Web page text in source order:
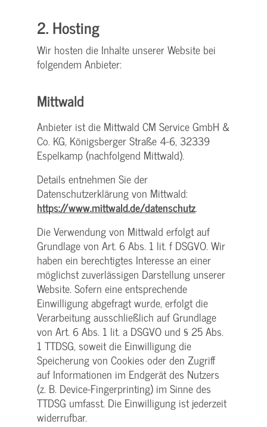
2. Hosting
Wir hosten die Inhalte unserer Website bei
folgendem Anbieter:
Mittwald
Anbieter ist die Mittwald CM Service GmbH &
Co. KG, Königsberger Straße 4-6, 32339
Espelkamp (nachfolgend Mittwald).
Details entnehmen Sie der
Datenschutzerklärung von Mittwald:
https://www.mittwald.de/datenschutz.
Die Verwendung von Mittwald erfolgt auf
Grundlage von Art. 6 Abs. 1 lit. f DSGVO. Wir
haben ein berechtigtes Interesse an einer
möglichst zuverlässigen Darstellung unserer
Website. Sofern eine entsprechende
Einwilligung abgefragt wurde, erfolgt die
Verarbeitung ausschließlich auf Grundlage
von Art. 6 Abs. 1 lit. a DSGVO und § 25 Abs.
1 TTDSG, soweit die Einwilligung die
Speicherung von Cookies oder den Zugriff
auf Informationen im Endgerät des Nutzers
(z. B. Device-Fingerprinting) im Sinne des
TTDSG umfasst. Die Einwilligung ist jederzeit
widerrufbar.